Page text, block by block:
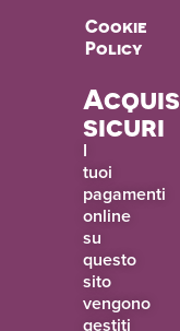
Cookie
Policy
sicuri
I
tuoi
pagamenti
online
su
questo
sito
vengono
gestiti